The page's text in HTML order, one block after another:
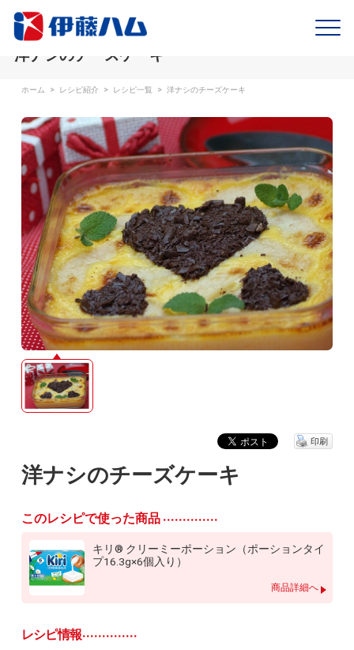
洋ナシのチーズケーキ
ホーム > レシピ紹介 > レシピ一覧 > 洋ナシのチーズケーキ
洋ナシのチーズケーキ
印刷
このレシピで使った商品
キリ® クリーミーポーション（ポーションタイ
プ16.3g×6個入り）
商品詳細へ
レシピ情報